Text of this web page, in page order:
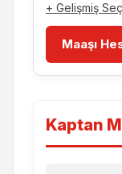
+ Gelişmiş
Maaşı
Kaptan